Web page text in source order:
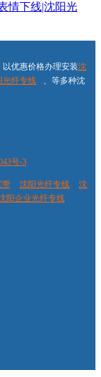
情下线|沈阳光
以优惠价格办理安装沈
光纤专线
、等多种沈
号-3
带 沈阳光纤专线
沈
阳企业光纤专线